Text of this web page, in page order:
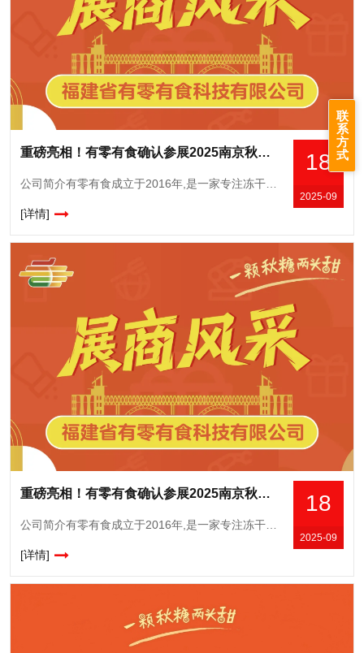
18
2025-09
重磅亮相！有零有食确认参展2025南京秋糖，展示科技赋能零食新成果
[详情]
18
2025-09
重磅亮相！有零有食确认参展2025南京秋糖，展示科技赋能零食新成果
[详情]
联
系
方
式